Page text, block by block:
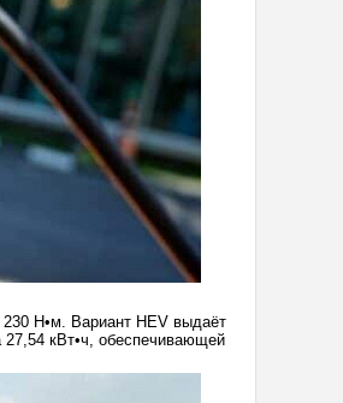
Н•м. Вариант HEV выдаёт
кВт•ч, обеспечивающей